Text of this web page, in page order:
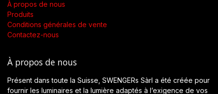
À propos de nous
Produits
Conditions générales de vente
Contactez-nous
À propos de nous
Présent dans toute la Suisse, SWENGERs Sàrl a été créée pour
fournir les luminaires et la lumière adaptés à l’exigence de vos